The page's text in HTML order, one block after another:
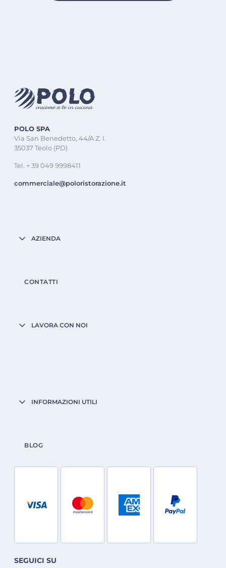
POLO SPA
Via San Benedetto, 44/A Z. I.
35037 Teolo (PD)
Tel. + 39 049 9998411
commerciale@poloristorazione.it
AZIENDA
CONTATTI
LAVORA CON NOI
INFORMAZIONI UTILI
BLOG
SEGUICI SU